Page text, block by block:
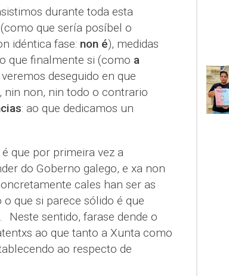
durante toda esta
que sería posíbel o
idéntica fase: non é), medidas
que finalmente si (como a
veremos deseguido en que
nin non, nin todo o contrario
: ao que dedicamos un
que por primeira vez a
do Goberno galego, e xa non
cales han ser as
que si parece sólido é que
Neste sentido, farase dende o
ao que tanto a Xunta como
ao respecto de